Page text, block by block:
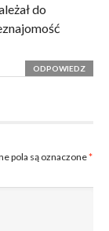
do
ODPOWIEDZ
pola są oznaczone*